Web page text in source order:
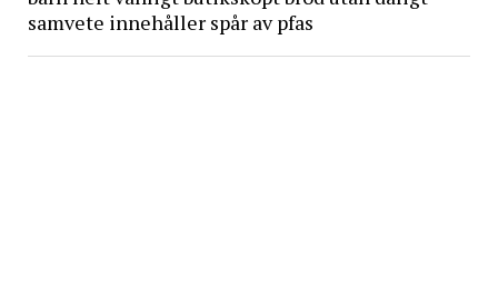
samvete innehåller spår av pfas